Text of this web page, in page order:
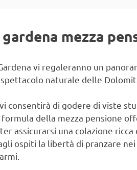
mezza
vi regaleranno un
naturale delle
consentirà di godere di viste
formula della mezza pensione
assicurarsi una colazione
ospiti la libertà di pranzare